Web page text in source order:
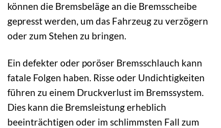
können die Bremsbeläge an die Bremsscheibe
gepresst werden, um das Fahrzeug zu verzögern
oder zum Stehen zu bringen.
Ein defekter oder poröser Bremsschlauch kann
fatale Folgen haben. Risse oder Undichtigkeiten
führen zu einem Druckverlust im Bremssystem.
Dies kann die Bremsleistung erheblich
beeinträchtigen oder im schlimmsten Fall zum